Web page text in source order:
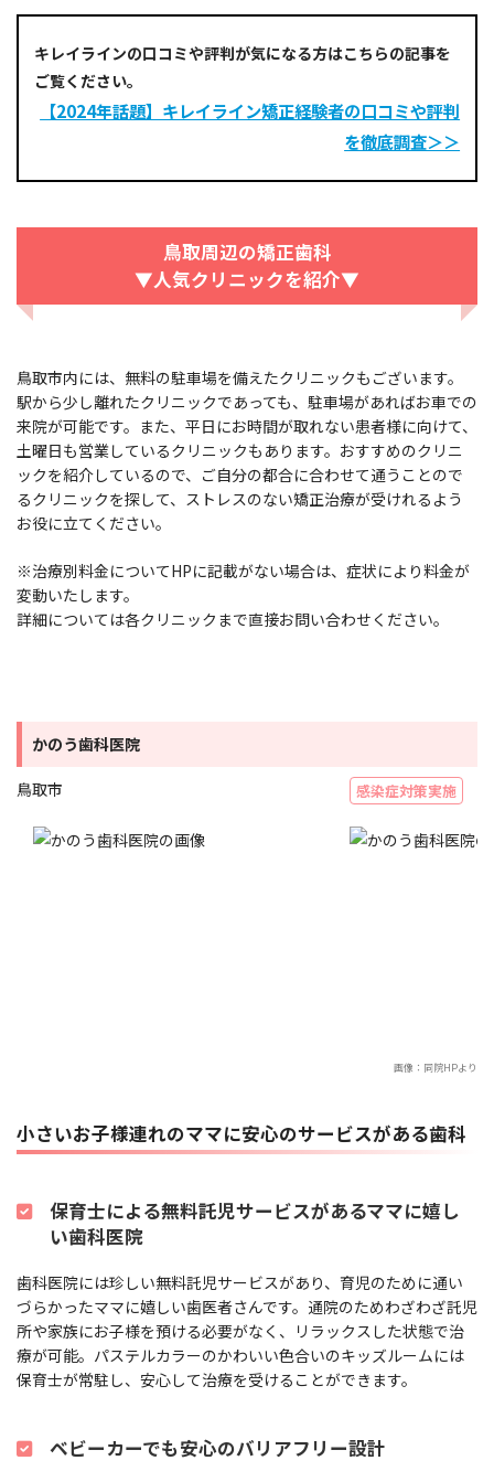
キレイラインの口コミや評判が気になる方はこちらの記事を
ご覧ください。
【2024年話題】キレイライン矯正経験者の口コミや評判
を徹底調査＞＞
鳥取周辺の矯正歯科
▼人気クリニックを紹介▼
鳥取市内には、無料の駐車場を備えたクリニックもございます。
駅から少し離れたクリニックであっても、駐車場があればお車での
来院が可能です。また、平日にお時間が取れない患者様に向けて、
土曜日も営業しているクリニックもあります。おすすめのクリニ
ックを紹介しているので、ご自分の都合に合わせて通うことので
るクリニックを探して、ストレスのない矯正治療が受けれるよう
お役に立てください。
※治療別料金についてHPに記載がない場合は、症状により料金が
変動いたします。
詳細については各クリニックまで直接お問い合わせください。
かのう歯科医院
感染症対策実施
鳥取市
画像： 同院HPより
小さいお子様連れのママに安心のサービスがある歯科
保育士による無料託児サービスがあるママに嬉し
い歯科医院
歯科医院には珍しい無料託児サービスがあり、育児のために通い
づらかったママに嬉しい歯医者さんです。通院のためわざわざ託児
所や家族にお子様を預ける必要がなく、リラックスした状態で治
療が可能。パステルカラーのかわいい色合いのキッズルームには
保育士が常駐し、安心して治療を受けることができます。
ベビーカーでも安心のバリアフリー設計